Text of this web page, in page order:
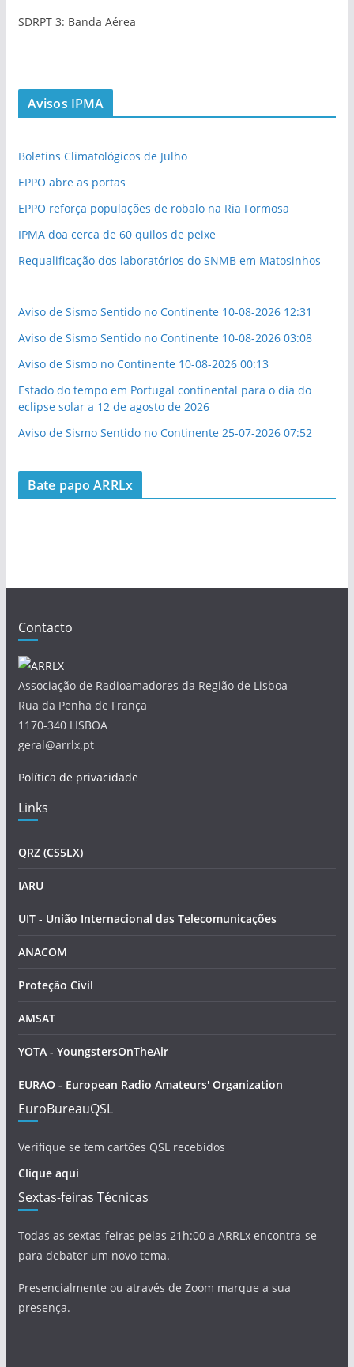
SDRPT 3: Banda Aérea
Avisos IPMA
Boletins Climatológicos de Julho
EPPO abre as portas
EPPO reforça populações de robalo na Ria Formosa
IPMA doa cerca de 60 quilos de peixe
Requalificação dos laboratórios do SNMB em Matosinhos
Aviso de Sismo Sentido no Continente 10-08-2026 12:31
Aviso de Sismo Sentido no Continente 10-08-2026 03:08
Aviso de Sismo no Continente 10-08-2026 00:13
Estado do tempo em Portugal continental para o dia do
eclipse solar a 12 de agosto de 2026
Aviso de Sismo Sentido no Continente 25-07-2026 07:52
Bate papo ARRLx
Contacto
Associação de Radioamadores da Região de Lisboa
Rua da Penha de França
1170-340 LISBOA
geral@arrlx.pt
Política de privacidade
Links
QRZ (CS5LX)
IARU
UIT - União Internacional das Telecomunicações
ANACOM
Proteção Civil
AMSAT
YOTA - YoungstersOnTheAir
EURAO - European Radio Amateurs' Organization
EuroBureauQSL
Verifique se tem cartões QSL recebidos
Clique aqui
Sextas-feiras Técnicas
Todas as sextas-feiras pelas 21h:00 a ARRLx encontra-se
para debater um novo tema.
Presencialmente ou através de Zoom marque a sua
presença.